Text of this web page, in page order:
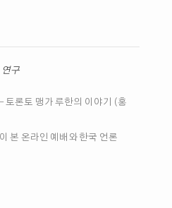
연구
토론토 맹가 루한의 이야기 (홍
본 온라인 예배와 한국 언론